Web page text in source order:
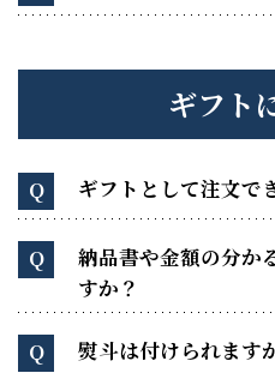
ギフト
Q ギフトとして注文で
Q
納品書や金額の分か
すか？
Q 熨斗は付けられます